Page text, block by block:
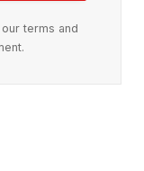
terms and